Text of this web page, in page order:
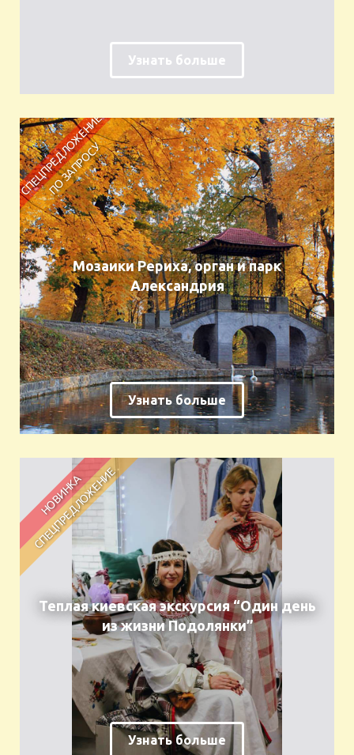
Узнать больше
Мозаики Рериха, орган и парк
Александрия
Узнать больше
Теплая киевская экскурсия “Один день
из жизни Подолянки”
Узнать больше